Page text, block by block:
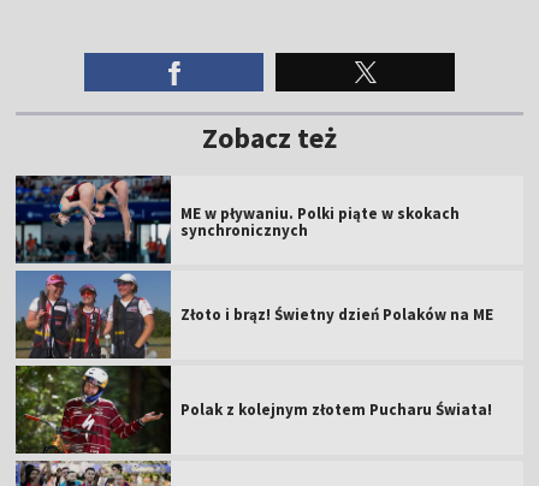
Zobacz też
ME w pływaniu. Polki piąte w skokach
synchronicznych
Złoto i brąz! Świetny dzień Polaków na ME
Polak z kolejnym złotem Pucharu Świata!